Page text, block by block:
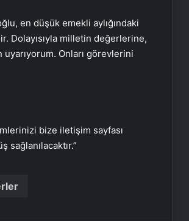
en düşük emekli aylığındaki
Dolayısıyla milletin değerlerine,
uyarıyorum. Onları görevlerini
bize iletişim sayfası
‘Evde ek iş’ vaadiyle 100 milyon liralık
vurgun: 30 gözaltı
DEM Partili Bakırhan: 1071’de
kurduğumuz kader ortaklığı